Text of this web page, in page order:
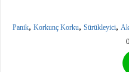
Panik, Korkunç Korku, Sürükleyici,